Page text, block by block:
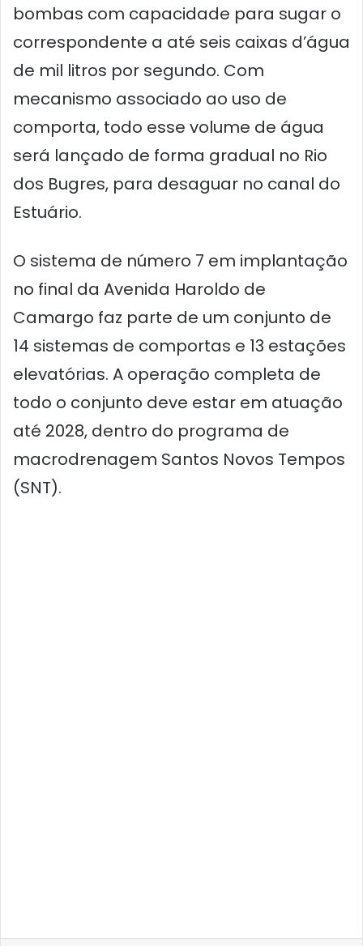
bombas com capacidade para sugar o
correspondente a até seis caixas d’água
de mil litros por segundo. Com
mecanismo associado ao uso de
comporta, todo esse volume de água
será lançado de forma gradual no Rio
dos Bugres, para desaguar no canal do
Estuário.
O sistema de número 7 em implantação
no final da Avenida Haroldo de
Camargo faz parte de um conjunto de
14 sistemas de comportas e 13 estações
elevatórias. A operação completa de
todo o conjunto deve estar em atuação
até 2028, dentro do programa de
macrodrenagem Santos Novos Tempos
(SNT).